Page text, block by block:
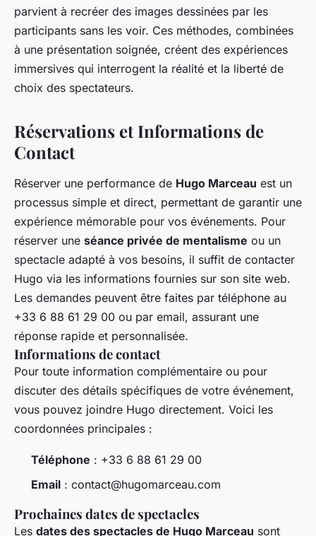
parvient à recréer des images dessinées par les
participants sans les voir. Ces méthodes, combinées
à une présentation soignée, créent des expériences
immersives qui interrogent la réalité et la liberté de
choix des spectateurs.
Réservations et Informations de
Contact
Réserver une performance de Hugo Marceau est un
processus simple et direct, permettant de garantir une
expérience mémorable pour vos événements. Pour
réserver une séance privée de mentalisme ou un
spectacle adapté à vos besoins, il suffit de contacter
Hugo via les informations fournies sur son site web.
Les demandes peuvent être faites par téléphone au
+33 6 88 61 29 00 ou par email, assurant une
réponse rapide et personnalisée.
Informations de contact
Pour toute information complémentaire ou pour
discuter des détails spécifiques de votre événement,
vous pouvez joindre Hugo directement. Voici les
coordonnées principales :
Téléphone : +33 6 88 61 29 00
Email : contact@hugomarceau.com
Prochaines dates de spectacles
Les dates des spectacles de Hugo Marceau sont